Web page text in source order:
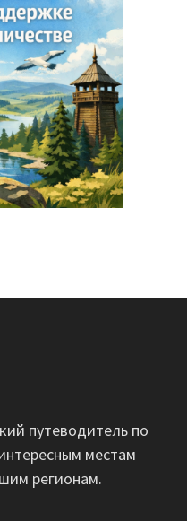
путеводитель по
местам
регионам.